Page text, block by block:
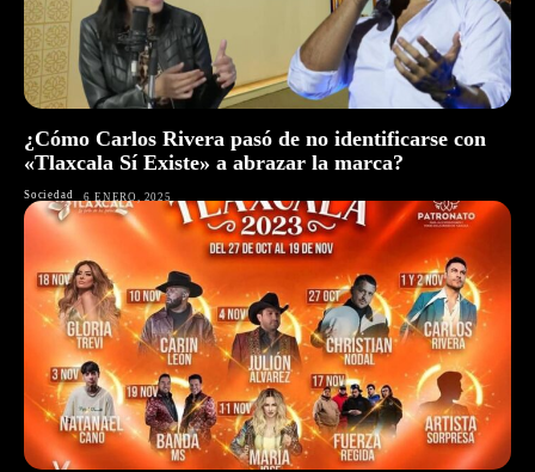
¿Cómo Carlos Rivera pasó de no identificarse con
«Tlaxcala Sí Existe» a abrazar la marca?
Sociedad 6 ENERO, 2025